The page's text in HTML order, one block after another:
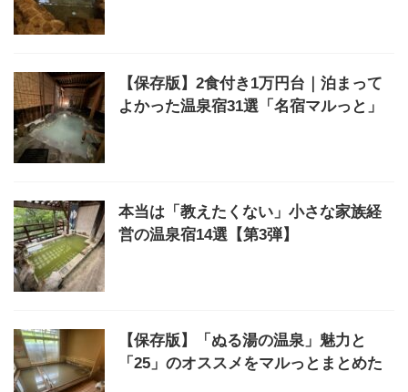
【保存版】2食付き1万円台｜泊まって
よかった温泉宿31選「名宿マルっと」
本当は「教えたくない」小さな家族経
営の温泉宿14選【第3弾】
【保存版】「ぬる湯の温泉」魅力と
「25」のオススメをマルっとまとめた